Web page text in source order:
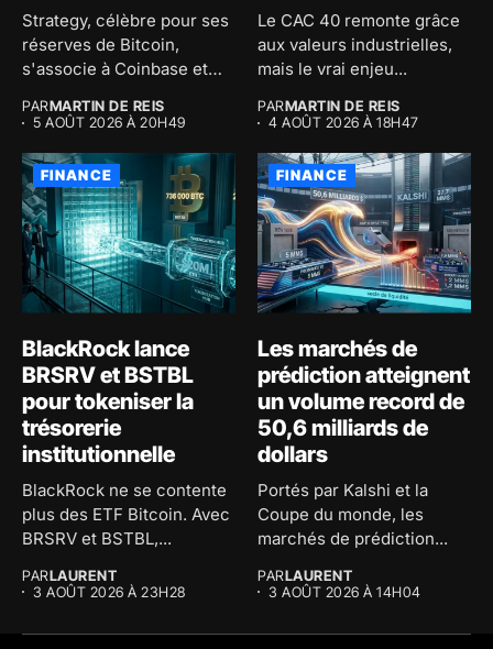
Strategy, célèbre pour ses
réserves de Bitcoin,
s'associe à Coinbase et
PARMARTIN DE REIS
5 AOÛT 2026 À 20H49
Le CAC 40 remonte grâce
aux valeurs industrielles,
mais le vrai enjeu...
PARMARTIN DE REIS
4 AOÛT 2026 À 18H47
FINANCE
BlackRock lance
BRSRV et BSTBL
pour tokeniser la
trésorerie
institutionnelle
BlackRock ne se contente
plus des ETF Bitcoin. Avec
BRSRV et BSTBL,...
PARLAURENT
3 AOÛT 2026 À 23H28
FINANCE
Les marchés de
prédiction atteignent
un volume record de
50,6 milliards de
dollars
Portés par Kalshi et la
Coupe du monde, les
marchés de prédiction...
PARLAURENT
3 AOÛT 2026 À 14H04